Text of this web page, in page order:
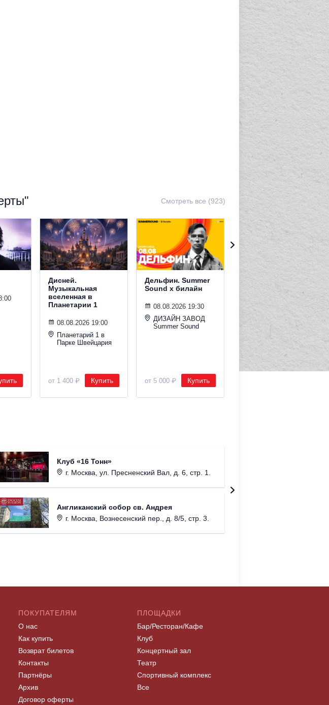
Смотреть все (923)
Дисней.
Музыкальная
вселенная в
Планетарии 1
08.08.2026 19:00
Планетарий 1 в
Парке Швейцария
от 1 400 ₽ Купить
Дельфин. Summer
Sound х билайн
08.08.2026 19:30
ДИЗАЙН ЗАВОД
Summer Sound
от 5 000 ₽ Купить
Гудтаймс. Summer
Sound х билайн
08.08.2026 19:30
Ракушка Summer
Клуб «16 Тонн»
г. Москва, ул. Пресненский Вал, д. 6, стр. 1.
Англиканский собор св. Андрея
г. Москва, Вознесенский пер., д. 8/5, стр. 3.
ПОКУПАТЕЛЯМ
О нас
Как купить
Возврат билетов
Контакты
Партнёры
Архив
Договор оферты
ПЛОЩАДКИ
Бар/Ресторан/Кафе
Клуб
Концертный зал
Театр
Спортивный комплекс
Все